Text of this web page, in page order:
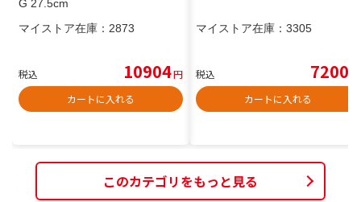
G 27.5cm
マイストア在庫： 2873
税込 10904円
カートに入れる
マイストア在庫： 3305
税込 7200
カートに入れる
このカテゴリをもっと見る